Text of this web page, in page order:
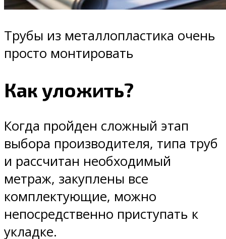
Трубы из металлопластика очень
просто монтировать
Как уложить?
Когда пройден сложный этап
выбора производителя, типа труб
и рассчитан необходимый
метраж, закуплены все
комплектующие, можно
непосредственно приступать к
укладке.